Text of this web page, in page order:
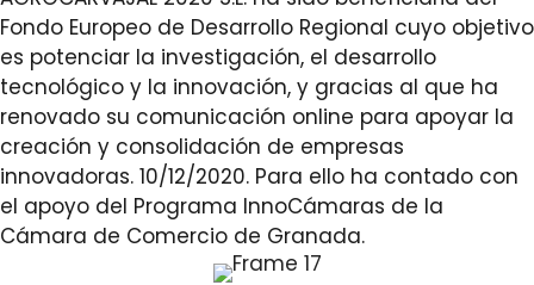
Fondo Europeo de Desarrollo Regional cuyo objetivo
es potenciar la investigación, el desarrollo
tecnológico y la innovación, y gracias al que ha
renovado su comunicación online para apoyar la
creación y consolidación de empresas
innovadoras. 10/12/2020. Para ello ha contado con
el apoyo del Programa InnoCámaras de la
Cámara de Comercio de Granada.